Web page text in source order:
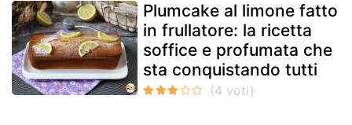
Plumcake al limone fatto
in frullatore: la ricetta
soffice e profumata che
sta conquistando tutti